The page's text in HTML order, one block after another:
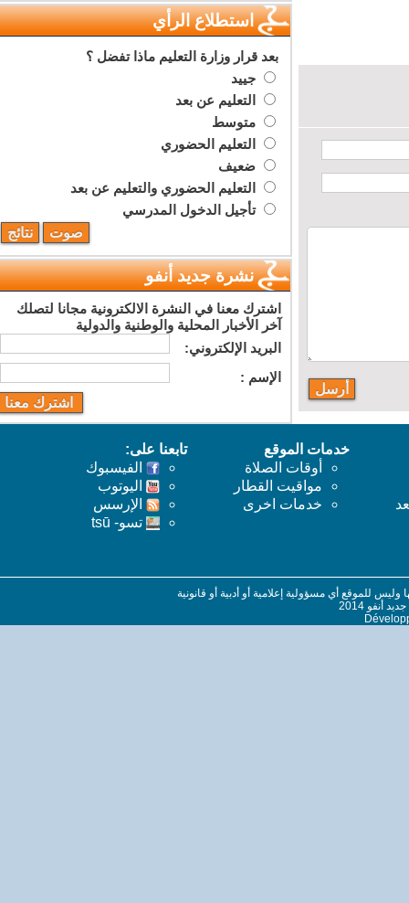
استطلاع الرأي
بعد قرار وزارة التعليم ماذا تفضل ؟
جييد
التعليم عن بعد
متوسط
التعليم الحضوري
ضعيف
التعليم الحضوري والتعليم عن بعد
تأجيل الدخول المدرسي
نشرة جديد أنفو
اشترك معنا في النشرة الالكترونية مجانا لتصلك
آخر الأخبار المحلية والوطنية والدولية
البريد اﻹلكتروني:
اﻹسم :
خدمات الموقع
أوقات الصلاة
مواقيت القطار
خدمات اخرى
تابعنا على:
الفيسبوك
اليوتوب
اﻹرسس
تسو- tsū
للموقع أي مسؤولية إعلامية أو أدبية أو قانونية
أنفو 2014